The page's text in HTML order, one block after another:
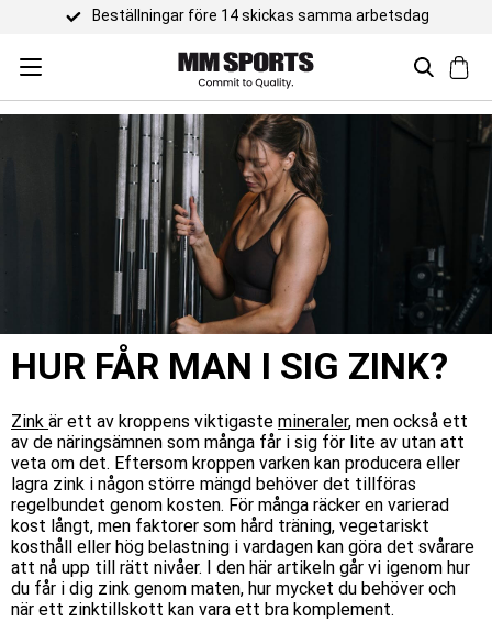
arbetsdag
HUR FÅR MAN I SIG ZINK?
Zink är ett av kroppens viktigaste mineraler, men också ett
av de näringsämnen som många får i sig för lite av utan att
veta om det. Eftersom kroppen varken kan producera eller
lagra zink i någon större mängd behöver det tillföras
regelbundet genom kosten. För många räcker en varierad
kost långt, men faktorer som hård träning, vegetariskt
kosthåll eller hög belastning i vardagen kan göra det svårare
att nå upp till rätt nivåer. I den här artikeln går vi igenom hur
du får i dig zink genom maten, hur mycket du behöver och
när ett zinktillskott kan vara ett bra komplement.